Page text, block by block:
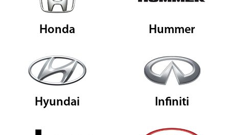
Honda Hummer
Hyundai Infiniti